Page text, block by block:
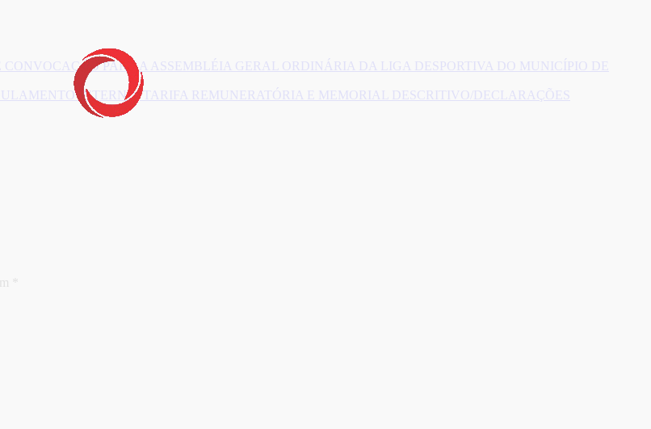
CONVOCAÇÃO PARA A ASSEMBLÉIA GERAL ORDINÁRIA DA LIGA DESPORTIVA DO MUNICÍPIO DE
INTERNO, TARIFA REMUNERATÓRIA E MEMORIAL DESCRITIVO/DECLARAÇÕES